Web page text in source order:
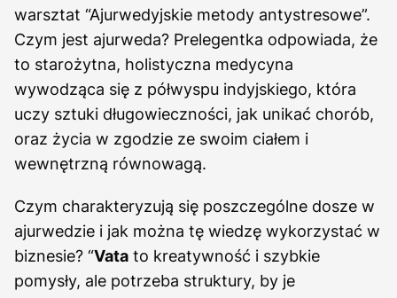
warsztat “Ajurwedyjskie metody antystresowe”.
Czym jest ajurweda? Prelegentka odpowiada, że
to starożytna, holistyczna medycyna
wywodząca się z półwyspu indyjskiego, która
uczy sztuki długowieczności, jak unikać chorób,
oraz życia w zgodzie ze swoim ciałem i
wewnętrzną równowagą.
Czym charakteryzują się poszczególne dosze w
ajurwedzie i jak można tę wiedzę wykorzystać w
biznesie? “Vata to kreatywność i szybkie
pomysły, ale potrzeba struktury, by je